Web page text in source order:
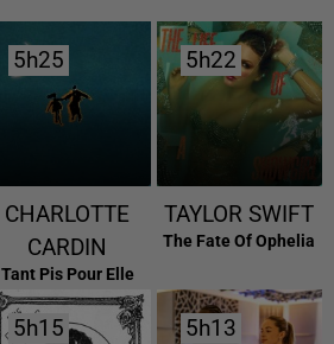
5h25
5h25
CHARLOTTE
CARDIN
Tant Pis Pour Elle
5h22
5h22
TAYLOR SWIFT
The Fate Of Ophelia
5h15
5h15 5h13
5h13